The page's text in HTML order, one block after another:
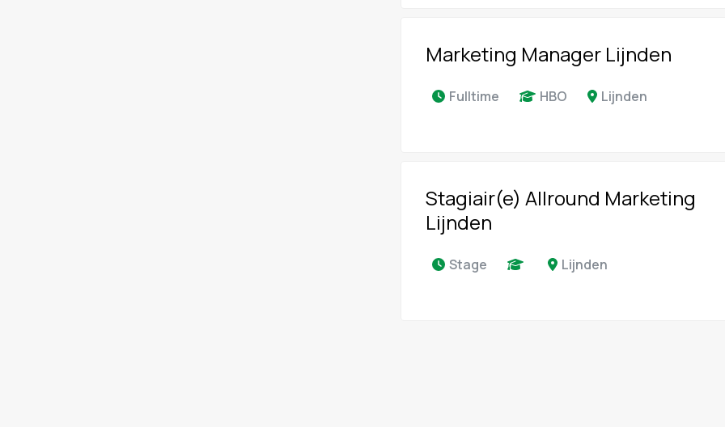
Marketing Manager Lijnden
Fulltime HBO Lijnden
Stagiair(e) Allround Marketing
Lijnden
Stage Lijnden